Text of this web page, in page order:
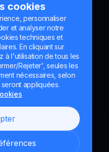
cookies
personnaliser
et analyser notre
techniques et
En cliquant sur
à l'utilisation de tous les
Rejeter', seules les
nécessaires, selon
appliquées.
de développement